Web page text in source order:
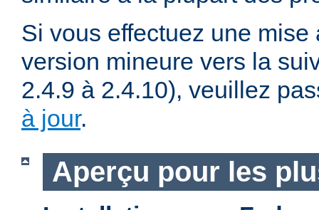
Si vous effectuez une
version mineure vers la
2.4.9 à 2.4.10), veuillez
à jour.
Aperçu pour les